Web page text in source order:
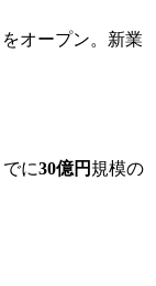
をオープン。新業
に30億円 規模の